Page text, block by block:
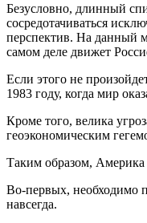
Безусловно, длинный
сосредотачиваться
перспектив. На данный
самом деле движет
Если этого не
1983 году, когда мир
Кроме того, велика
геоэкономическим
Таким образом,
Во-первых, необходимо
навсегда.